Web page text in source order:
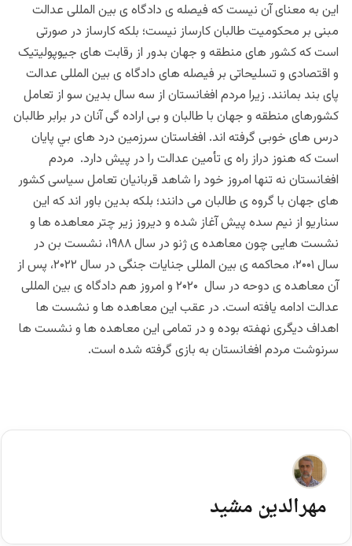
این به معنای آن نیست که فیصله ی دادگاه ی بین المللی عدالت
مبنی بر محکومیت طالبان کارساز نیست؛ بلکه کارساز در صورتی
است که کشور های منطقه و جهان بدور از رقابت های جیوپولیتیک
و اقتصادی و تسلیحاتی بر فیصله های دادگاه ی بین المللی عدالت
پای بند بمانند. زیرا مردم افغانستان از سه سال بدین سو از تعامل
کشورهای منطقه و جهان با طالبان و بی اراده گی آنان در برابر طالبان
درس های خوبی گرفته اند. افغاستان سرزمین درد های بي پایان
است که هنوز دراز راه ی تأمین عدالت را در پیش دارد. مردم
افغانستان نه تنها امروز خود را شاهد قربانیان تعامل سیاسی کشور
های جهان با گروه ی طالبان می دانند؛ بلکه بدین باور اند که این
سناریو از نیم سده پیش آغاز شده و دیروز زیر چتر معاهده ها و
نشست هایی چون معاهده ی ژنو در سال ۱۹۸۸، نشست بن در
سال ۲۰۰۱، محاکمه ی بین المللی جنایات جنگی در سال ۲۰۲۲، پس از
آن معاهده ی دوحه در سال ۲۰۲۰ و امروز هم دادگاه ی بین المللی
عدالت ادامه یافته است. در عقب این معاهده ها و نشست ها
اهداف دیگری نهفته بوده و در تمامی این معاهده ها و نشست ها
سرنوشت مردم افغانستان به بازی گرفته شده است.
مهرالدین مشید